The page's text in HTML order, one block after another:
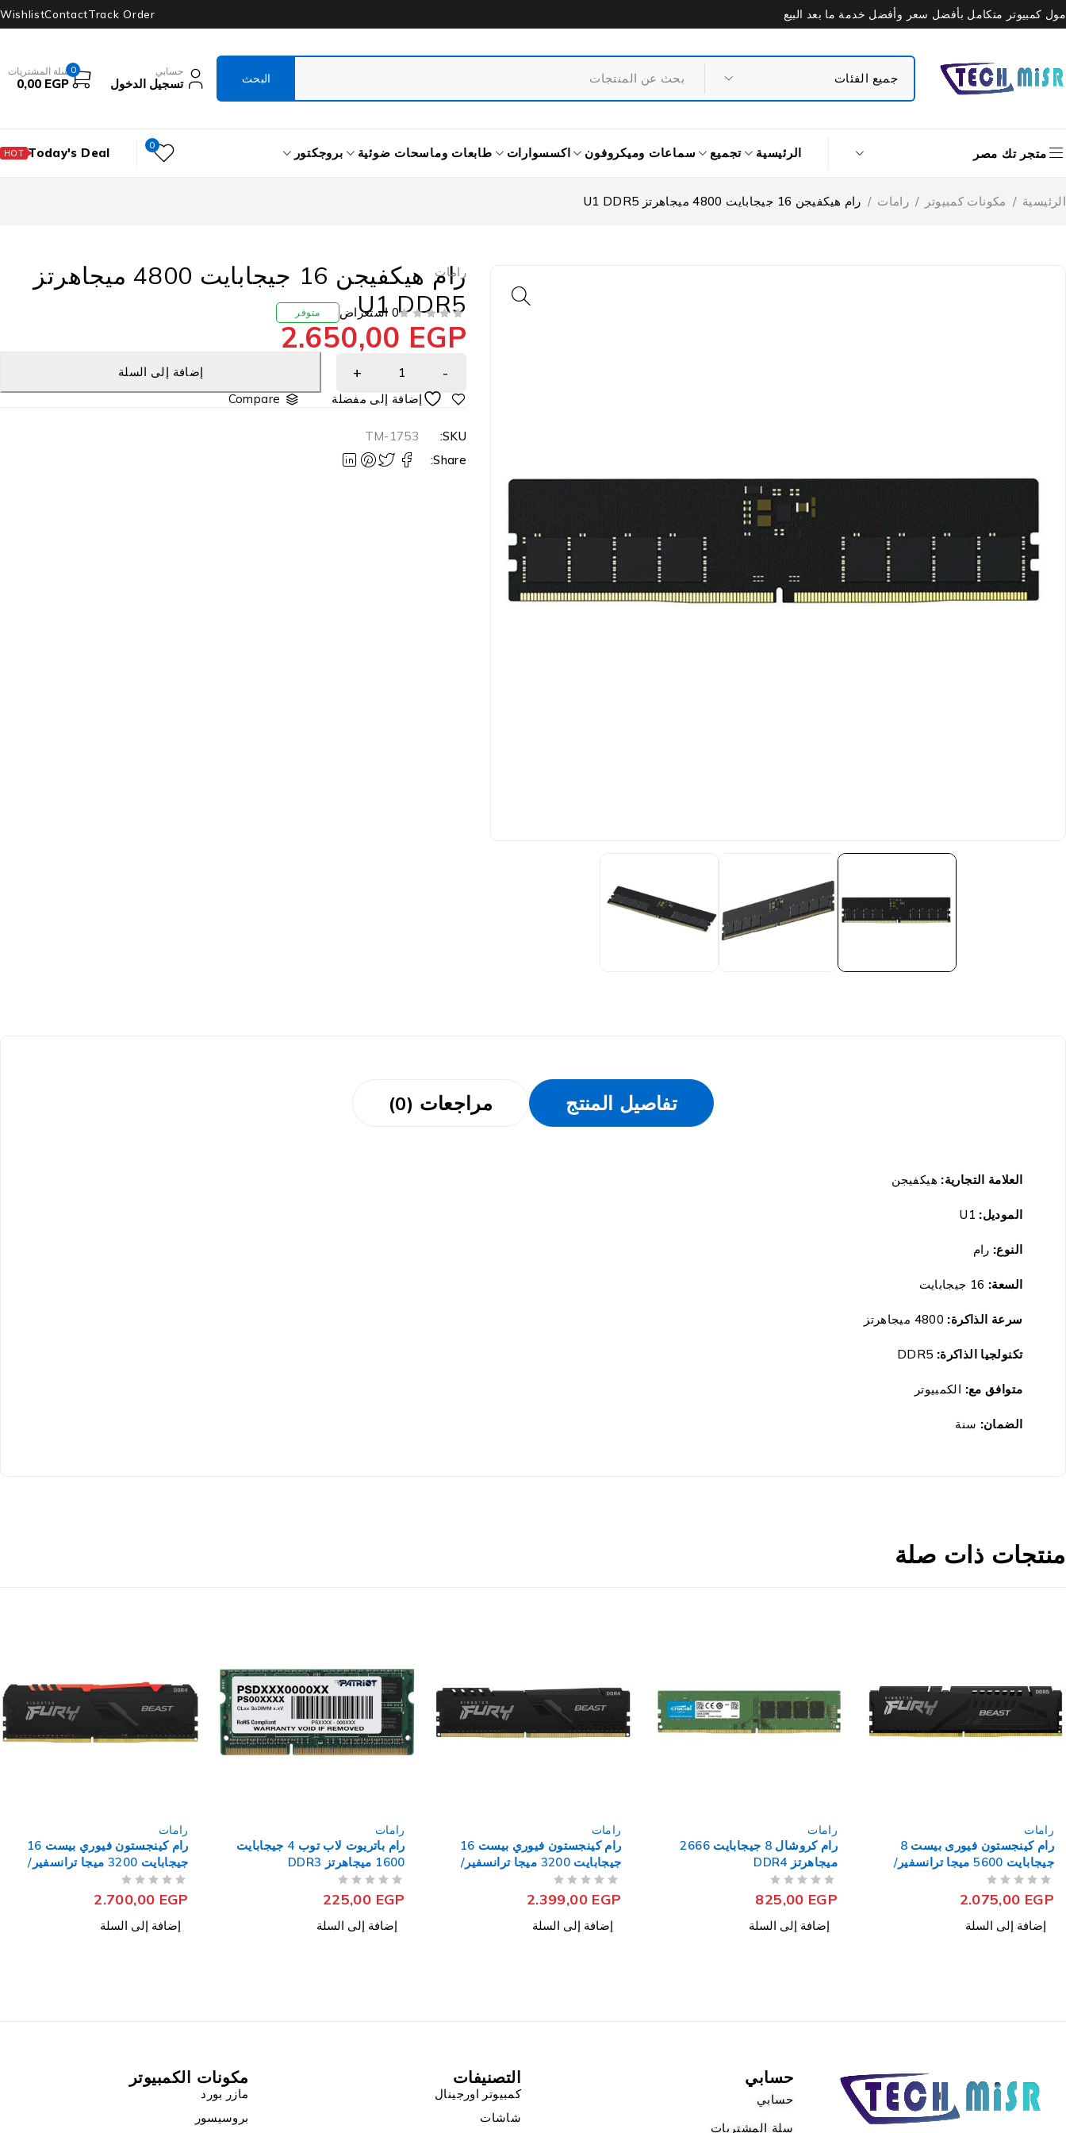
مول كمبيوتر متكامل بأفضل سعر وأفضل خدمة ما بعد البيع Track Order
Contact
Wishlist
حسابي
تسجيل الدخول
0 سلة المشتريات
0,00 EGP
متجر تك مصر الرئيسية تجميع سماعات وميكروفون اكسسوارات طابعات وماسحات ضوئية بروجكتور 0
Today's Deal
HOT
الرئيسية / مكونات كمبيوتر / رامات / رام هيكفيجن 16 جيجابايت 4800 ميجاهرتز U1 DDR5
رامات
رام هيكفيجن 16 جيجابايت 4800 ميجاهرتز
U1 DDR5
0 استعراض متوفر
2.650,00 EGP
إضافة إلى السلة
Compare
SKU:
TM-1753
Share:
تفاصيل المنتج مراجعات (0)
العلامة التجارية: هيكفيجن
الموديل:
النوع: رام
السعة:
سرعة الذاكرة:
تكنولجيا الذاكرة: DDR5
متوافق مع: الكمبيوتر
الضمان: سنة
منتجات ذات صلة
رامات
رام كروشال 8 جيجابايت 2666
ميجاهرتز DDR4
825,00 EGP
إضافة إلى السلة
رامات
رام كينجستون فيوري بيست 16
جيجابايت 3200 ميجا ترانسفير/
ثانية DDR4
2.399,00 EGP
إضافة إلى السلة
رامات
رام باتريوت لاب توب 4 جيجابايت
1600 ميجاهرتز DDR3
225,00 EGP
إضافة إلى السلة
رامات
رام كينجستون فيوري بيست 16
جيجابايت 3200 ميجا ترانسفير/
ثانية DDR4 RGB
2.700,00 EGP
إضافة إلى السلة
رامات
رام كروشال لاب توب 8 جيجابايت
2666 ميجاهرتز DDR4
795,00 EGP
إضافة إلى السلة
حسابي
حسابي
سلة المشتريات
التصنيفات
كمبيوتر اورجينال
شاشات
مكونات الكمبيوتر
مازر بورد
بروسيسور